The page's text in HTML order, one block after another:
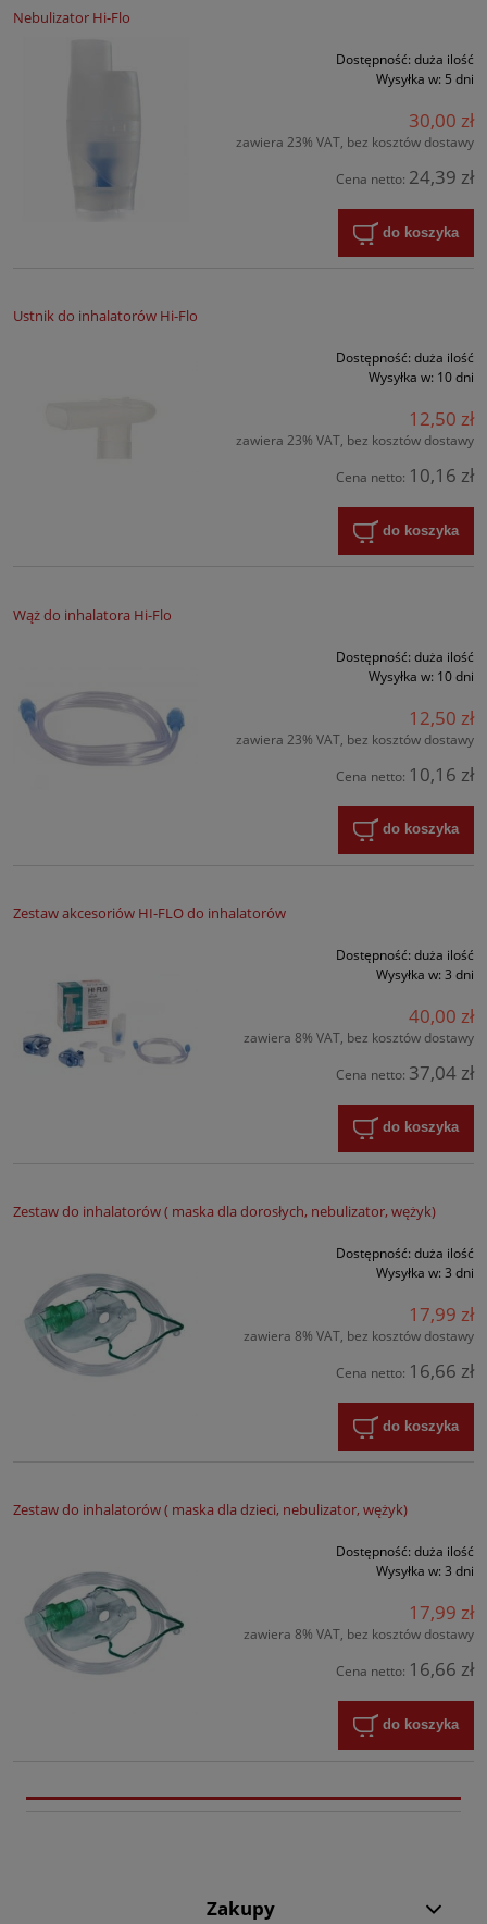
Nebulizator Hi-Flo
Dostępność: duża ilość
Wysyłka w: 5 dni
30,00 zł
zawiera 23% VAT, bez kosztów dostawy
Cena netto: 24,39 zł
do koszyka
Ustnik do inhalatorów Hi-Flo
Dostępność: duża ilość
Wysyłka w: 10 dni
12,50 zł
zawiera 23% VAT, bez kosztów dostawy
Cena netto: 10,16 zł
do koszyka
Wąż do inhalatora Hi-Flo
Dostępność: duża ilość
Wysyłka w: 10 dni
12,50 zł
zawiera 23% VAT, bez kosztów dostawy
Cena netto: 10,16 zł
do koszyka
Zestaw akcesoriów HI-FLO do inhalatorów
Dostępność: duża ilość
Wysyłka w: 3 dni
40,00 zł
zawiera 8% VAT, bez kosztów dostawy
Cena netto: 37,04 zł
do koszyka
Zestaw do inhalatorów ( maska dla dorosłych, nebulizator, wężyk)
Dostępność: duża ilość
Wysyłka w: 3 dni
17,99 zł
zawiera 8% VAT, bez kosztów dostawy
Cena netto: 16,66 zł
do koszyka
Zestaw do inhalatorów ( maska dla dzieci, nebulizator, wężyk)
Dostępność: duża ilość
Wysyłka w: 3 dni
17,99 zł
zawiera 8% VAT, bez kosztów dostawy
Cena netto: 16,66 zł
do koszyka
Zakupy